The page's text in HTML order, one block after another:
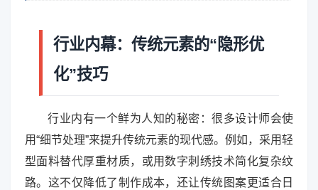
行业内幕：传统元素的“隐形优
化”技巧
行业内有一个鲜为人知的秘密：很多设计师会使
用“细节处理”来提升传统元素的现代感。例如，采用轻
型面料替代厚重材质，或用数字刺绣技术简化复杂纹
路。这不仅降低了制作成本，还让传统图案更适合日